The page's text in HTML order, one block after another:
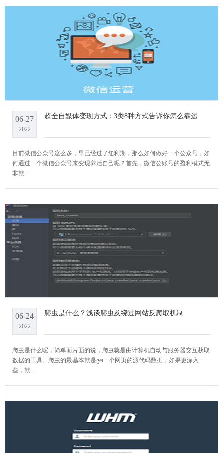
06-27
2022
超全自媒体变现方式：3类8种方式告诉你怎么靠运
目前微信公众号这么多，早已经过了红利期，那么如何做好一个公众号，如
何通过一个微信公众号来变现养活自己呢？首先，微信公账号的盈利模式无
非就...
06-24
2022
爬虫是什么？浅谈爬虫及绕过网站反爬取机制
爬虫是什么呢，简单而片面的说，爬虫就是由计算机自动与服务器交互获取
数据的工具。爬虫的最基本就是get一个网页的源代码数据，如果更深入一
些，就...